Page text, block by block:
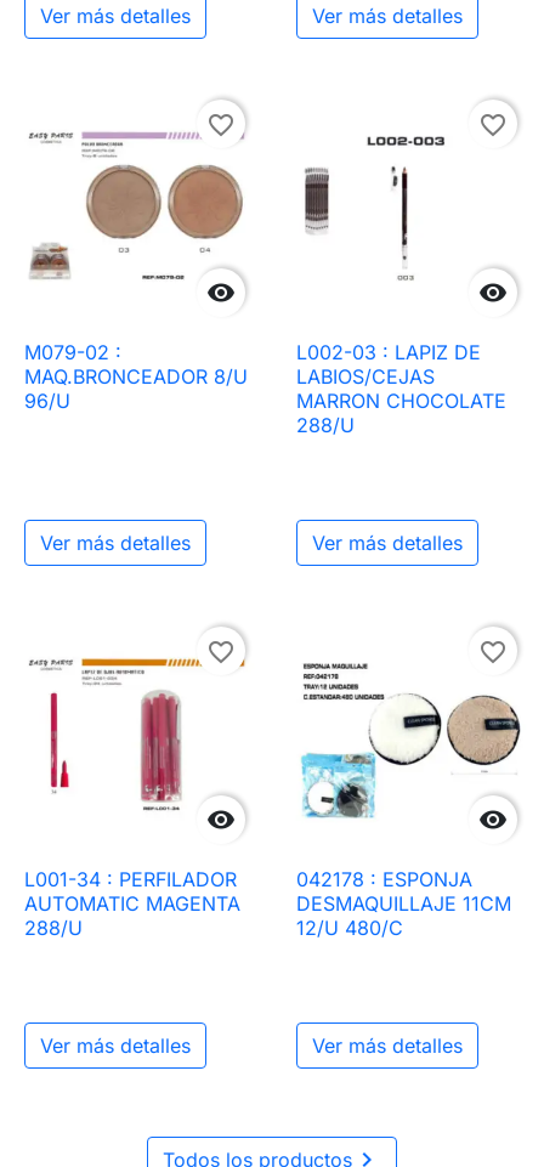
Ver más detalles Ver más detalles

favorite_border
M079-02 :
MAQ.BRONCEADOR 8/U
96/U
Ver más detalles

favorite_border
L002-03 : LAPIZ DE
LABIOS/CEJAS
MARRON CHOCOLATE
288/U
Ver más detalles

favorite_border
L001-34 : PERFILADOR
AUTOMATIC MAGENTA
288/U
Ver más detalles

favorite_border
042178 : ESPONJA
DESMAQUILLAJE 11CM
12/U 480/C
Ver más detalles
Todos los productos 